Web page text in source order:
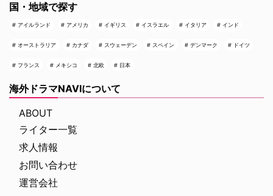
国・地域で探す
アイルランド アメリカ イギリス イスラエル イタリア インド
オーストラリア カナダ スウェーデン スペイン デンマーク ドイツ
フランス メキシコ 北欧 日本
海外ドラマNAVIについて
ABOUT
ライター一覧
求人情報
お問い合わせ
運営会社